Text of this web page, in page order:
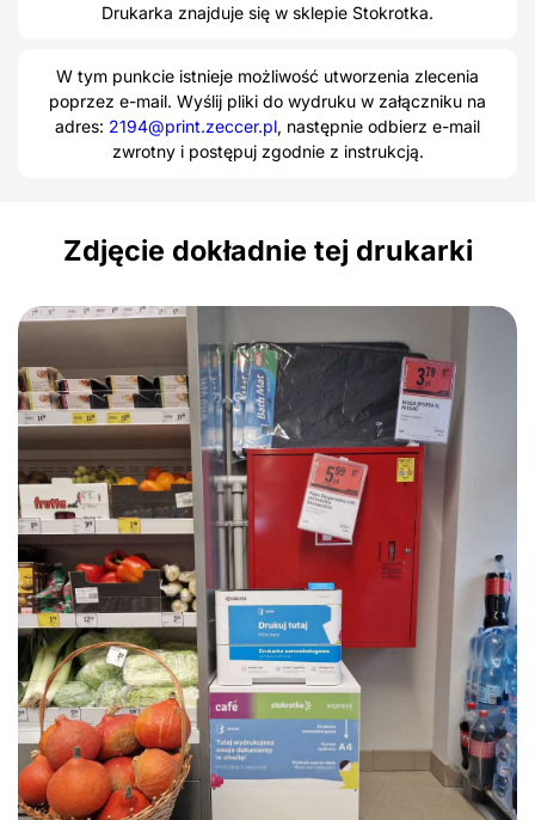
Drukarka znajduje się w sklepie Stokrotka.
W tym punkcie istnieje możliwość utworzenia zlecenia
poprzez e-mail. Wyślij pliki do wydruku w załączniku na
adres: 2194@print.zeccer.pl, następnie odbierz e-mail
zwrotny i postępuj zgodnie z instrukcją.
Zdjęcie dokładnie tej drukarki